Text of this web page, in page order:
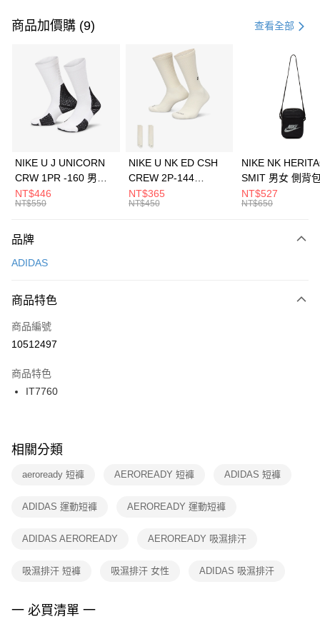
信用卡一次付款
3 期 0 利率 每期 21家銀行
合作金庫商業銀行
第一商業銀行
華南商業銀行
彰化商業銀行
上海商業儲蓄銀行
元大商業銀行
台灣樂天信用卡公司
Apple Pay
全盈+PAY
AFTEE先享後付
【關於「AFTEE先享後付」】
便利好安心！
３．安心：先確認商品／服務後，再付款。
【「AFTEE先享後付」結帳流程】
１．於結帳方式選擇「AFTEE先享後付」後，將跳轉至「AFTEE先享後付」
２．訂單成立數日內，您將收到繳費通知簡訊。
３．收到繳費通知簡訊後14天內，點擊此簡訊中的連結，可透過四大超商／
ATM／網路銀行／等多元方式進行付款，方視為交易完成。
※ 交易是否成功請以「AFTEE先享後付 」之結帳頁面顯示為準，若有關於
是否繳費成功／繳費後需取消欲退款等相關疑問，請聯繫「AFTEE先享後付
客戶支援中心」https://netprotections.freshdesk.com/support/home
１．透過由恩沛科技股份有限公司提供之「AFTEE先享後付」服務完成之交
權轉讓予恩沛科技股份有限公司。
３．未成年的使用者請事先徵得法定代理人或監護人之同意方可使用
４．使用「AFTEE先享後付」時，將依據個別帳號之用戶狀況，依本公司即
運送方式
每筆NT$100，滿NT$1,500(含以上)免運費
宅配
每筆NT$100，滿NT$1,500(含以上)免運費
付款後門市自取
每筆NT$100，滿NT$1,500(含以上)免運費
商品加價購 (9) 查看全部
NIKE U J UNICORN
CRW 1PR -160 男女
中統襪 FZ3393100
NT$446
NT$550
NIKE U NK ED CSH
CREW 2P-144
EMBRDY 男女 短統襪
FZ3073133
NT$365
NT$450
NIKE NK
SMIT 男女 側背
BA5871010
NT$527
NT$650
品牌
ADIDAS
商品特色
商品編號
10512497
商品特色
IT7760
相關分類
aeroready 短褲 AEROREADY 短褲 ADIDAS 短褲
ADIDAS 運動短褲 AEROREADY 運動短褲
ADIDAS AEROREADY AEROREADY 吸濕排汗
吸濕排汗 短褲 吸濕排汗 女性 ADIDAS 吸濕排汗
一 必買清單 一